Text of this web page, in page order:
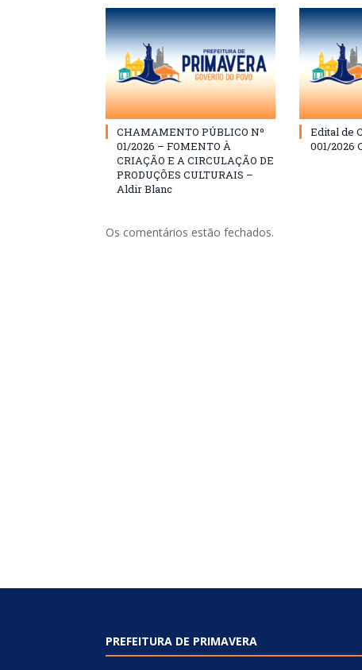
CHAMAMENTO PÚBLICO Nº
01/2026 – FOMENTO À
CRIAÇÃO E A CIRCULAÇÃO DE
PRODUÇÕES CULTURAIS –
Aldir Blanc
Edital de
001/2026
Os comentários estão fechados.
PREFEITURA DE PRIMAVERA